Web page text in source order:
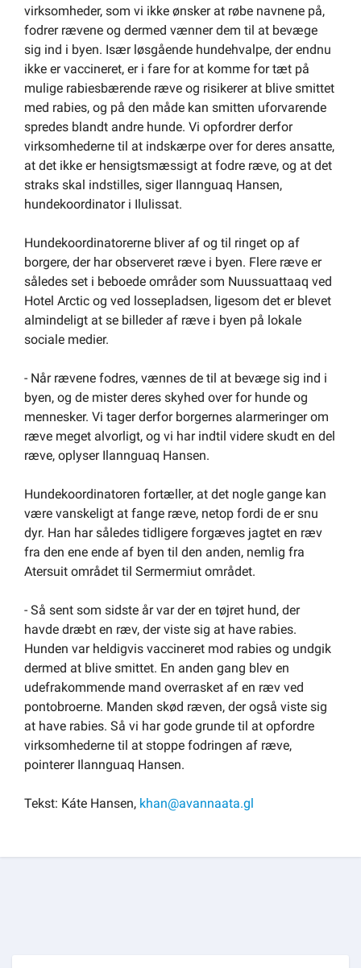
virksomheder, som vi ikke ønsker at røbe navnene på,
fodrer rævene og dermed vænner dem til at bevæge
sig ind i byen. Især løsgående hundehvalpe, der endnu
ikke er vaccineret, er i fare for at komme for tæt på
mulige rabiesbærende ræve og risikerer at blive smittet
med rabies, og på den måde kan smitten uforvarende
spredes blandt andre hunde. Vi opfordrer derfor
virksomhederne til at indskærpe over for deres ansatte,
at det ikke er hensigtsmæssigt at fodre ræve, og at det
straks skal indstilles, siger Ilannguaq Hansen,
hundekoordinator i Ilulissat.
Hundekoordinatorerne bliver af og til ringet op af
borgere, der har observeret ræve i byen. Flere ræve er
således set i beboede områder som Nuussuattaaq ved
Hotel Arctic og ved lossepladsen, ligesom det er blevet
almindeligt at se billeder af ræve i byen på lokale
sociale medier.
- Når rævene fodres, vænnes de til at bevæge sig ind i
byen, og de mister deres skyhed over for hunde og
mennesker. Vi tager derfor borgernes alarmeringer om
ræve meget alvorligt, og vi har indtil videre skudt en del
ræve, oplyser Ilannguaq Hansen.
Hundekoordinatoren fortæller, at det nogle gange kan
være vanskeligt at fange ræve, netop fordi de er snu
dyr. Han har således tidligere forgæves jagtet en ræv
fra den ene ende af byen til den anden, nemlig fra
Atersuit området til Sermermiut området.
- Så sent som sidste år var der en tøjret hund, der
havde dræbt en ræv, der viste sig at have rabies.
Hunden var heldigvis vaccineret mod rabies og undgik
dermed at blive smittet. En anden gang blev en
udefrakommende mand overrasket af en ræv ved
pontobroerne. Manden skød ræven, der også viste sig
at have rabies. Så vi har gode grunde til at opfordre
virksomhederne til at stoppe fodringen af ræve,
pointerer Ilannguaq Hansen.
Tekst: Káte Hansen, khan@avannaata.gl